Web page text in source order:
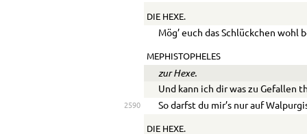
DIE HEXE.
Mög’ euch das Schlückchen wohl
MEPHISTOPHELES
zur Hexe.
Und kann ich dir was zu Gefallen
2590 So darfst du mir’s nur auf
DIE HEXE.